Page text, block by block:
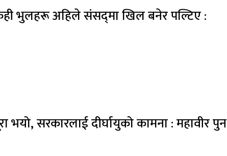
भुलहरू अहिले संसद्‍मा खिल बनेर पल्टिए :
भयो, सरकारलाई दीर्घायुको कामना : महावीर पुन